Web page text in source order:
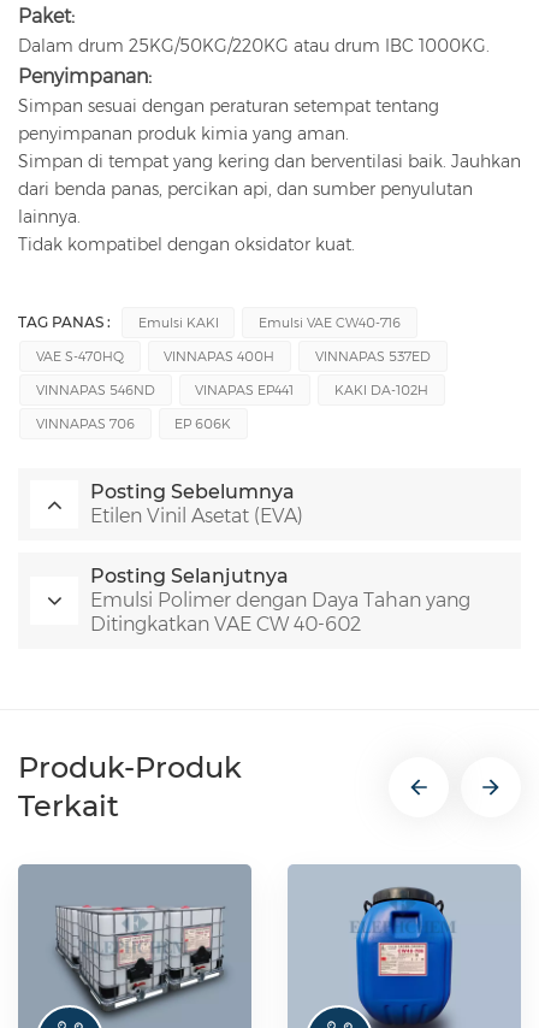
Paket:
Dalam drum 25KG/50KG/220KG atau drum IBC 1000KG.
Penyimpanan:
Simpan sesuai dengan peraturan setempat tentang
penyimpanan produk kimia yang aman.
Simpan di tempat yang kering dan berventilasi baik. Jauhkan
dari benda panas, percikan api, dan sumber penyulutan
lainnya.
Tidak kompatibel dengan oksidator kuat.
TAG PANAS : Emulsi KAKI
Emulsi VAE CW40-716
VAE S-470HQ
VINNAPAS 400H
VINNAPAS 537ED
VINNAPAS 546ND
VINAPAS EP441
KAKI DA-102H
VINNAPAS 706
EP 606K
Posting Sebelumnya
Etilen Vinil Asetat (EVA)
Posting Selanjutnya
Emulsi Polimer dengan Daya Tahan yang
Ditingkatkan VAE CW 40-602
Produk-Produk
Terkait